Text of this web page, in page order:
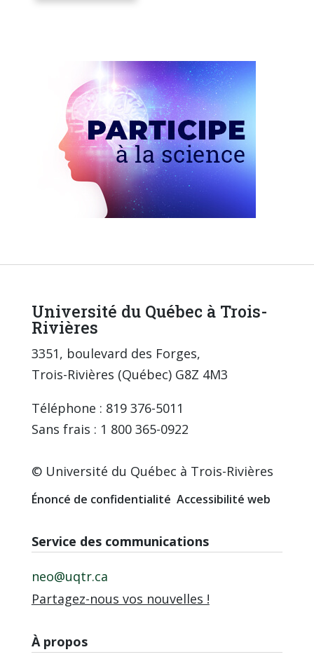
Université du Québec à Trois-
Rivières
3351, boulevard des Forges,
Trois-Rivières (Québec) G8Z 4M3
Téléphone : 819 376-5011
Sans frais : 1 800 365-0922
© Université du Québec à Trois-Rivières
Énoncé de confidentialité Accessibilité web
Service des communications
neo@uqtr.ca
Partagez-nous vos nouvelles !
À propos